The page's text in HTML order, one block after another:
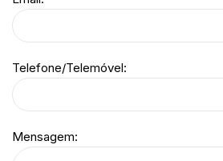
Telefone/Telemóvel:
Mensagem: